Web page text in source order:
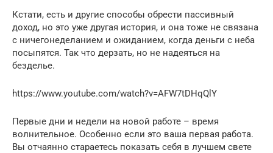
Кстати, есть и другие способы обрести пассивный
доход, но это уже другая история, и она тоже не связана
с ничегонеделанием и ожиданием, когда деньги с неба
посыпятся. Так что дерзать, но не надеяться на
безделье.
https://www.youtube.com/watch?v=AFW7tDHqQlY
Первые дни и недели на новой работе – время
волнительное. Особенно если это ваша первая работа.
Вы отчаянно стараетесь показать себя в лучшем свете